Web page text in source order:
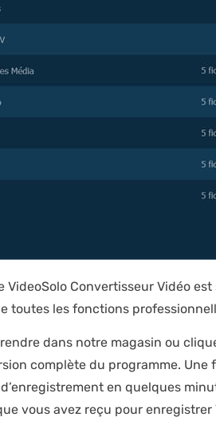
VideoSolo Convertisseur Vidéo
toutes les fonctions
dans notre magasin ou
complète du programme.
en quelques
vous avez reçu pour enregistrer